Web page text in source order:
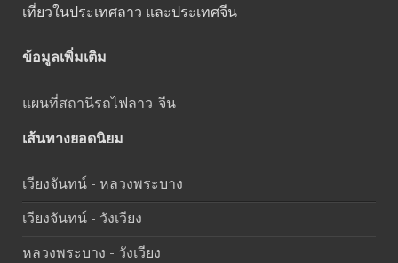
เที่ยวในประเทศลาว และประเทศจีน
ข้อมูลเพิ่มเติม
แผนที่สถานีรถไฟลาว-จีน
เส้นทางยอดนิยม
เวียงจันทน์ - หลวงพระบาง
เวียงจันทน์ - วังเวียง
หลวงพระบาง - วังเวียง